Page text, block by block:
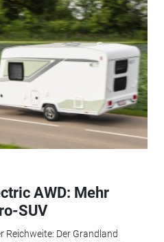
AWD: Mehr
SUV
Reichweite: Der Grandland